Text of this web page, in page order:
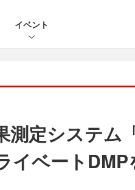
イベント
測定システム
イベートDMP